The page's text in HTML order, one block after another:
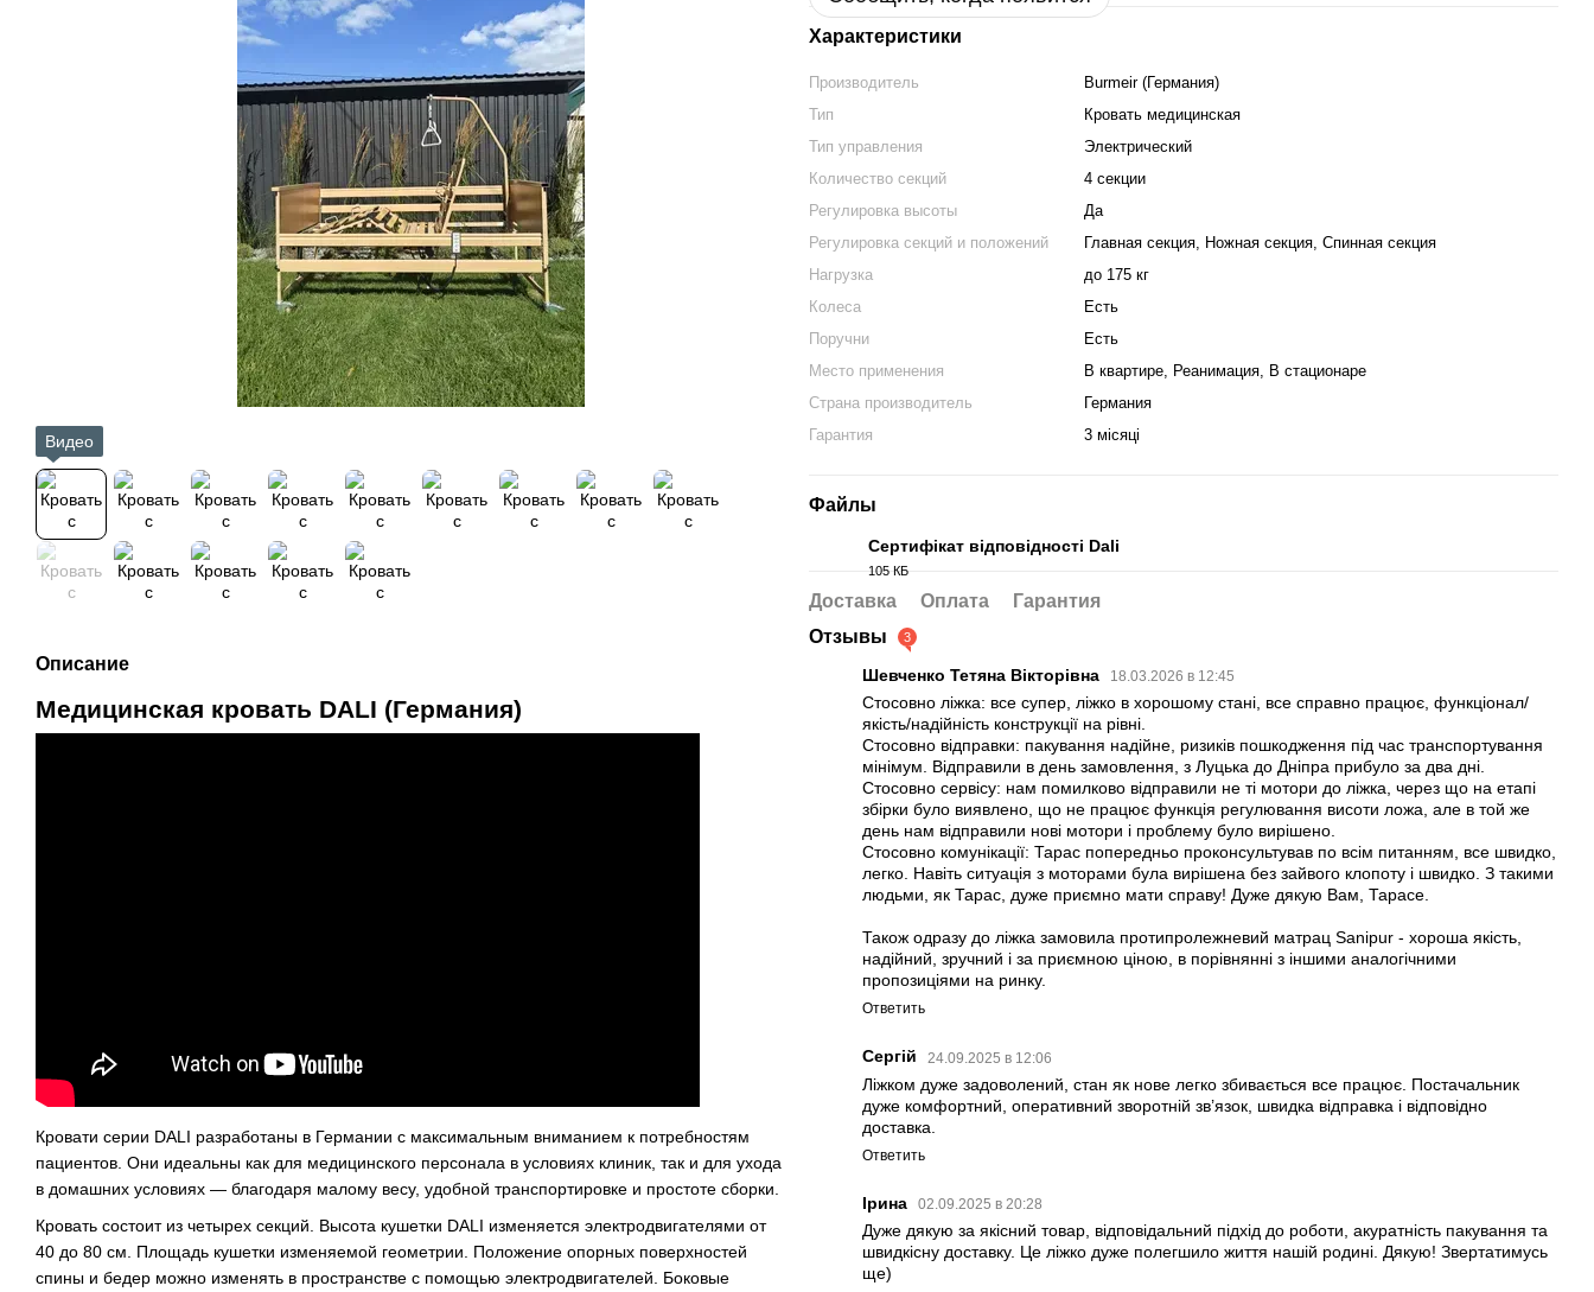
Видео
Описание
Медицинская кровать DALI (Германия)
Кровати серии DALI разработаны в Германии с максимальным вниманием к потребностям
пациентов. Они идеальны как для медицинского персонала в условиях клиник, так и для ухода
в домашних условиях — благодаря малому весу, удобной транспортировке и простоте сборки.
Кровать состоит из четырех секций. Высота кушетки DALI изменяется электродвигателями от
40 до 80 см. Площадь кушетки изменяемой геометрии. Положение опорных поверхностей
спины и бедер можно изменять в пространстве с помощью электродвигателей. Боковые
Характеристики
Производитель
Burmeir (Германия)
Тип
Кровать медицинская
Тип управления
Электрический
Количество секций
4 секции
Регулировка высоты
Да
Регулировка секций и положений
Главная секция, Ножная секция, Спинная секция
Нагрузка
до 175 кг
Колеса
Есть
Поручни
Есть
Место применения
В квартире, Реанимация, В стационаре
Страна производитель
Германия
Гарантия
3 місяці
Файлы
Сертифікат відповідності Dali
105 КБ
Доставка Оплата
Гарантия
Отзывы
3
Шевченко Тетяна Вікторівна 18.03.2026 в 12:45
Стосовно ліжка: все супер, ліжко в хорошому стані, все справно працює, функціонал/
якість/надійність конструкції на рівні.
Стосовно відправки: пакування надійне, ризиків пошкодження під час транспортування
мінімум. Відправили в день замовлення, з Луцька до Дніпра прибуло за два дні.
Стосовно сервісу: нам помилково відправили не ті мотори до ліжка, через що на етапі
збірки було виявлено, що не працює функція регулювання висоти ложа, але в той же
день нам відправили нові мотори і проблему було вирішено.
Стосовно комунікації: Тарас попередньо проконсультував по всім питанням, все швидко,
легко. Навіть ситуація з моторами була вирішена без зайвого клопоту і швидко. З такими
людьми, як Тарас, дуже приємно мати справу! Дуже дякую Вам, Тарасе.
Також одразу до ліжка замовила протипролежневий матрац Sanipur - хороша якість,
надійний, зручний і за приємною ціною, в порівнянні з іншими аналогічними
пропозиціями на ринку.
Ответить
Сергій 24.09.2025 в 12:06
Ліжком дуже задоволений, стан як нове легко збивається все працює. Постачальник
дуже комфортний, оперативний зворотній зв’язок, швидка відправка і відповідно
доставка.
Ответить
Ірина 02.09.2025 в 20:28
Дуже дякую за якісний товар, відповідальний підхід до роботи, акуратність пакування та
швидкісну доставку. Це ліжко дуже полегшило життя нашій родині. Дякую! Звертатимусь
ще)